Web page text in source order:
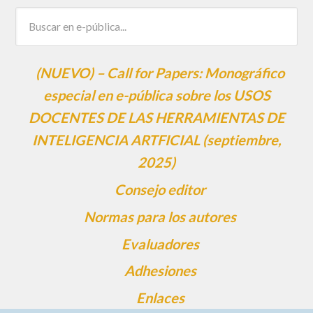
(NUEVO) – Call for Papers: Monográfico
especial en e-pública sobre los USOS
DOCENTES DE LAS HERRAMIENTAS DE
INTELIGENCIA ARTFICIAL (septiembre,
2025)
Consejo editor
Normas para los autores
Evaluadores
Adhesiones
Enlaces